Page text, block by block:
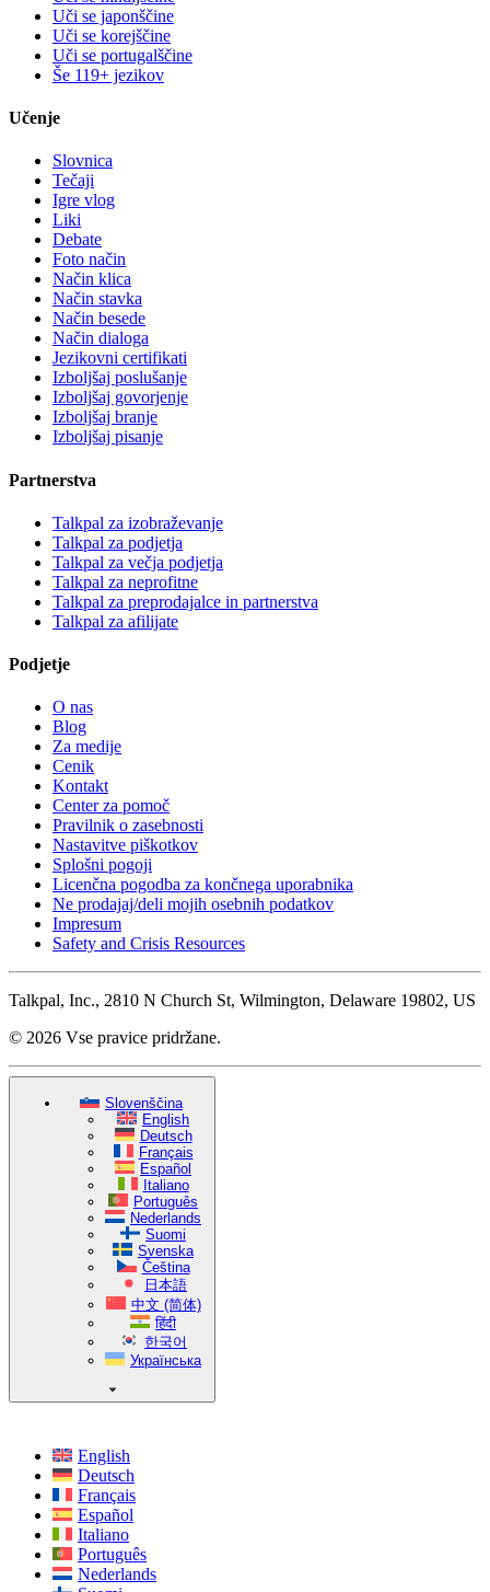
Uči se japonščine
Uči se korejščine
Uči se portugalščine
Še 119+ jezikov
Učenje
Slovnica
Tečaji
Igre vlog
Liki
Debate
Foto način
Način klica
Način stavka
Način besede
Način dialoga
Jezikovni certifikati
Izboljšaj poslušanje
Izboljšaj govorjenje
Izboljšaj branje
Izboljšaj pisanje
Partnerstva
Talkpal za izobraževanje
Talkpal za podjetja
Talkpal za večja podjetja
Talkpal za neprofitne
Talkpal za preprodajalce in partnerstva
Talkpal za afilijate
Podjetje
O nas
Blog
Za medije
Cenik
Kontakt
Center za pomoč
Pravilnik o zasebnosti
Nastavitve piškotkov
Splošni pogoji
Licenčna pogodba za končnega uporabnika
Ne prodajaj/deli mojih osebnih podatkov
Impresum
Safety and Crisis Resources
Talkpal, Inc., 2810 N Church St, Wilmington, Delaware 19802, US
© 2026 Vse pravice pridržane.
Slovenščina
English
Deutsch
Français
Español
Italiano
Português
Nederlands
Suomi
Svenska
Čeština
日本語
中文 (简体)
हिंदी
한국어
Українська
English
Deutsch
Français
Español
Italiano
Português
Nederlands